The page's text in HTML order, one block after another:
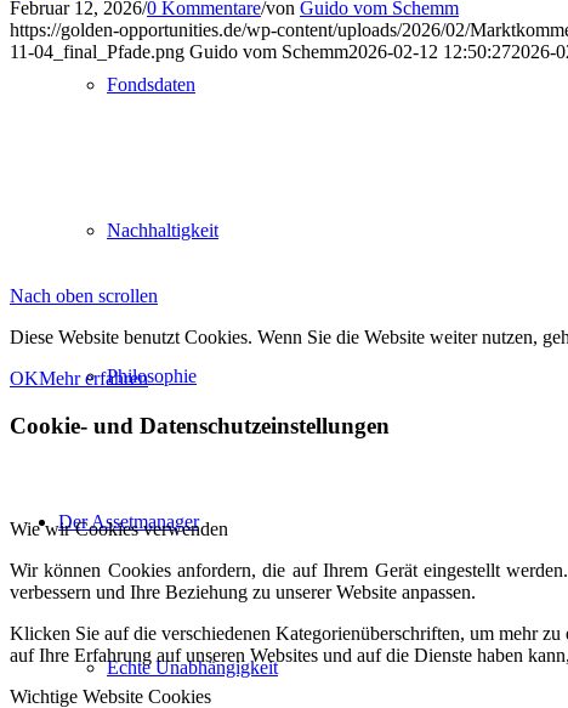
Fondsdaten
Nachhaltigkeit
Philosophie
Der Assetmanager
Echte Unabhängigkeit
Februar 12, 2026/0 Kommentare/von Guido vom Schemm
https://golden-opportunities.de/wp-content/uploads/2026/02/
11-04_final_Pfade.png Guido vom Schemm2026-02-12 12:50:272026-
Nach oben scrollen
Diese Website benutzt Cookies. Wenn Sie die Website weiter nutzen,
OKMehr erfahren
Cookie- und Datenschutzeinstellungen
Wie wir Cookies verwenden
Wir können Cookies anfordern, die auf Ihrem Gerät eingestellt
verbessern und Ihre Beziehung zu unserer Website anpassen.
Klicken Sie auf die verschiedenen Kategorienüberschriften, um mehr
auf Ihre Erfahrung auf unseren Websites und auf die Dienste haben
Wichtige Website Cookies